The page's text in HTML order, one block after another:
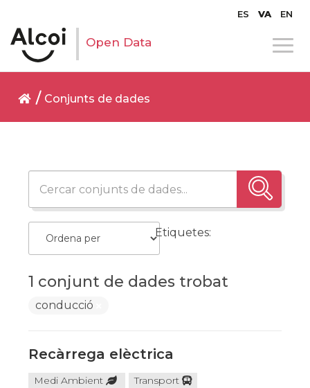
ES VA EN
Open Data
Conjunts de dades
1 conjunt de dades trobat
Etiquetes:
conducció
Recàrrega elèctrica
Medi Ambient
Transport